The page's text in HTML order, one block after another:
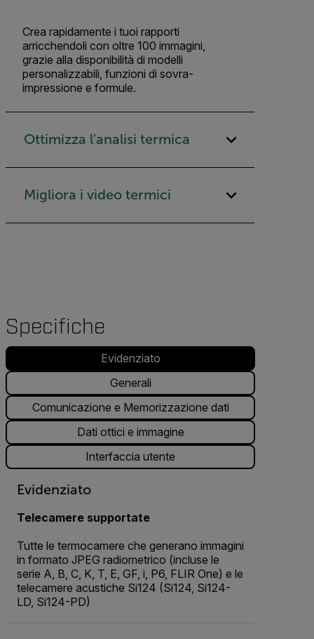
Crea rapidamente i tuoi rapporti
arricchendoli con oltre 100 immagini,
grazie alla disponibilità di modelli
personalizzabili, funzioni di sovra-
impressione e formule.
Ottimizza l’analisi termica
Migliora i video termici
Specifiche
Evidenziato
Generali
Comunicazione e Memorizzazione dati
Dati ottici e immagine
Interfaccia utente
Evidenziato
Telecamere supportate
Tutte le termocamere che generano immagini
in formato JPEG radiometrico (incluse le
serie A, B, C, K, T, E, GF, i, P6, FLIR One) e le
telecamere acustiche Si124 (Si124, Si124-
LD, Si124-PD)